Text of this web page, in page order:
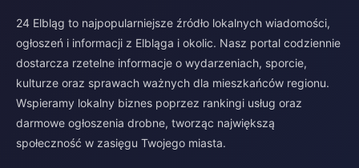
24 Elbląg to najpopularniejsze źródło lokalnych wiadomości,
ogłoszeń i informacji z Elbląga i okolic. Nasz portal codziennie
dostarcza rzetelne informacje o wydarzeniach, sporcie,
kulturze oraz sprawach ważnych dla mieszkańców regionu.
Wspieramy lokalny biznes poprzez rankingi usług oraz
darmowe ogłoszenia drobne, tworząc największą
społeczność w zasięgu Twojego miasta.